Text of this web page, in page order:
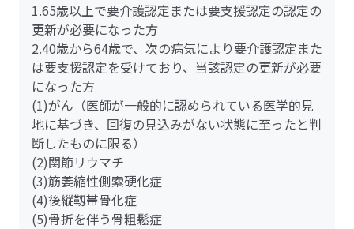
1.65歳以上で要介護認定または要支援認定の認定の
更新が必要になった方
2.40歳から64歳で、次の病気により要介護認定また
は要支援認定を受けており、当該認定の更新が必要
になった方
(1)がん（医師が一般的に認められている医学的見
地に基づき、回復の見込みがない状態に至ったと判
断したものに限る）
(2)関節リウマチ
(3)筋萎縮性側索硬化症
(4)後縦靱帯骨化症
(5)骨折を伴う骨粗鬆症